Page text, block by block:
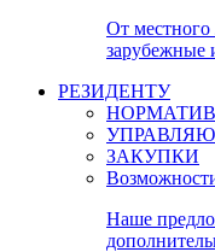
От местного
зарубежные
РЕЗИДЕНТУ
ЗАКУПКИ
Наше